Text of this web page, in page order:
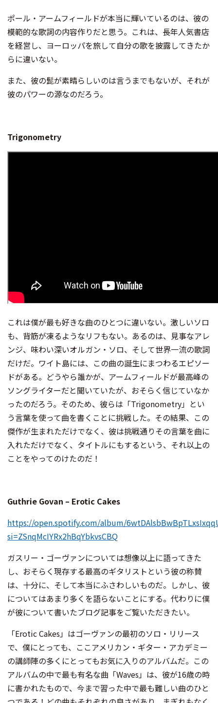
ポール・アームフィールドが本当に輝いているのは、彼の
模範的な歌詞の内容作りだと思う。これは、長年人気書店
を経営し、ヨーロッパを旅して自分の歌を披露してきたか
らに違いない。
また、彼の髭が素晴らしいのは言うまでもないが、それが
彼のパワーの源なのだろう。
Trigonometry
これは僕が最も好きな曲のひとつに違いない。激しいソロ
も、背筋が凍るようなリフもない。あるのは、見事なアレ
ンジ、味わい深いオルガン・ソロ、そして世界一流の歌詞
だけだ。ワイト島には、この曲の誕生にまつわるエピソー
ドがある。どうやら誰かが、アームフィールドが最高峰の
ソングライターだと聞いていたが、おそらく信じていなか
ったのだろう。そのため、彼らは「Trigonometry」とい
う言葉を使って曲を書くことに挑戦した。その結果、この
傑作が生まれただけでなく、彼は挑戦通りその言葉を曲に
入れただけでなく、タイトルにもするという、それ以上の
ことをやってのけたのだ！
Guthrie Govan – Erotic Cakes
https://open.spotify.com/album/
si=ZSnqMcIYRx2hBqYbkvsCBQ
ガスリー・ゴーヴァンについては想像以上に語ってきた
し、おそらく現存する最高のギタリストという彼の称賛
は、十分に、そして本当にふさわしいものだ。しかし、彼
についてはあまり多くを語らないことにする。代わりに僕
が彼について書いたブログ記事をご覧いただきたい。
「Erotic Cakes」はゴーヴァンの最初のソロ・リリース
で、僕にとっても、ここアメリカン・ギター・アカデミー
の講師陣の多くにとってもお気に入りのアルバムだ。この
アルバムの中で最も有名な曲「Waves」は、彼が16歳の時
に書かれたもので、今まで習った中で最も難しい曲のひと